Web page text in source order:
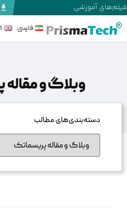
فیلم‌های آموزشی
فارسی
وبلاگ و
دسته‌بندی‌های مطالب